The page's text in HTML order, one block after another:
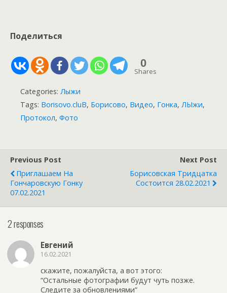
Поделиться
0
Shares
Categories: Лыжи
Tags: Borisovo.cluB, Борисово, Видео, Гонка, ЛЫжи,
Протокол, Фото
Previous Post
Приглашаем На
Гончаровскую Гонку
07.02.2021
Next Post
Борисовская Тридцатка
Состоится 28.02.2021
2 responses
Евгений
16.02.2021
скажите, пожалуйста, а вот этого:
“Остальные фотографии будут чуть позже.
Следите за обновлениями”